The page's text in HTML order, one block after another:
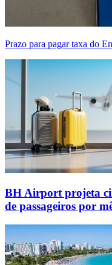
Prazo para pagar taxa do
BH Airport projeta
de passageiros por